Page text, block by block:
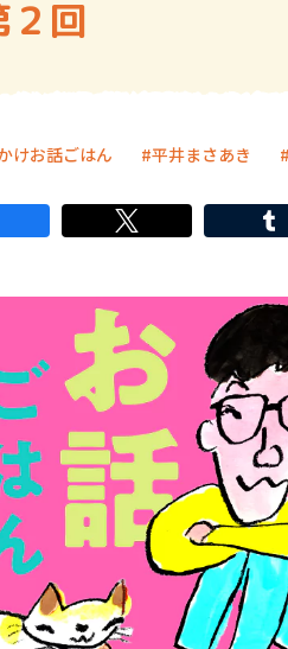
２回
けお話ごはん 平井まさあき